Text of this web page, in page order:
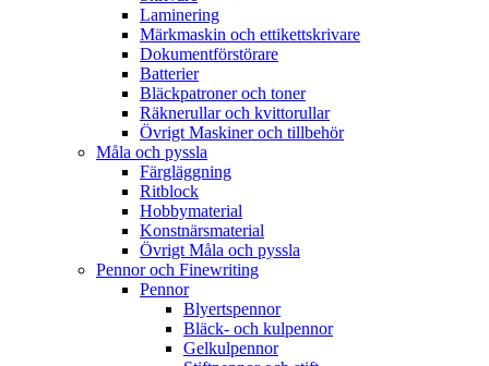
Laminering
Märkmaskin och ettikettskrivare
Dokumentförstörare
Batterier
Bläckpatroner och toner
Räknerullar och kvittorullar
Övrigt Maskiner och tillbehör
Måla och pyssla
Färgläggning
Ritblock
Hobbymaterial
Konstnärsmaterial
Övrigt Måla och pyssla
Pennor och Finewriting
Pennor
Blyertspennor
Bläck- och kulpennor
Gelkulpennor